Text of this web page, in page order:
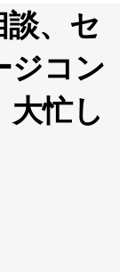
、セ
ジコン
忙し